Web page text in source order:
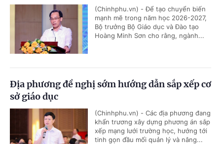
(Chinhphu.vn) - Để tạo chuyển biến
mạnh mẽ trong năm học 2026-2027,
Bộ trưởng Bộ Giáo dục và Đào tạo
Hoàng Minh Sơn cho rằng, ngành...
Địa phương đề nghị sớm hướng dẫn sắp xếp cơ
sở giáo dục
(Chinhphu.vn) - Các địa phương đang
khẩn trương xây dựng phương án sắp
xếp mạng lưới trường học, hướng tới
tinh gọn đầu mối quản lý và nâng...